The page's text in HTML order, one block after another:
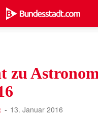
zu
- 13. Januar 2016